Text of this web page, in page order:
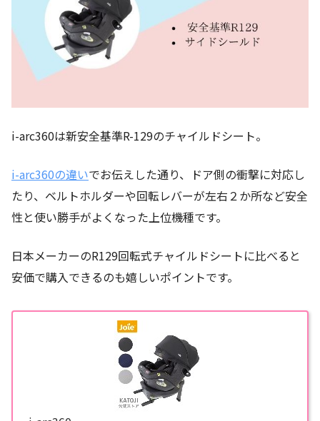
i-arc360は新安全基準R-129のチャイルドシート。
i-arc360の違いでお伝えした通り、ドア側の衝撃に対応し
たり、ベルトホルダーや回転レバーが左右２か所など安全
性と使い勝手がよくなった上位機種です。
日本メーカーのR129回転式チャイルドシートに比べると
安価で購入できるのも嬉しいポイントです。